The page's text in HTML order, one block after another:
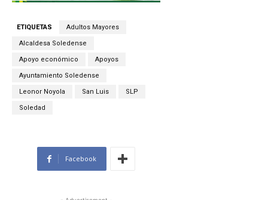
ETIQUETAS Adultos Mayores
Alcaldesa Soledense
Apoyo económico Apoyos
Ayuntamiento Soledense
Leonor Noyola San Luis SLP
Soledad
Facebook